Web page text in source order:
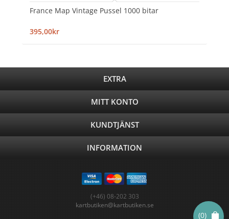
(0)
France Map Vintage Pussel 1000 bitar
395,00kr
EXTRA
MITT KONTO
KUNDTJÄNST
INFORMATION
(+46) 08-202 303
kartbutiken@kartbutiken.se